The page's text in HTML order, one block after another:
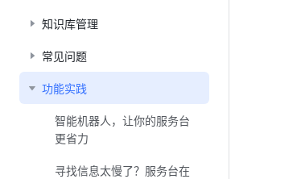
知识库管理
常见问题
功能实践
智能机器人，让你的服务台
更省力
寻找信息太慢了？服务台在